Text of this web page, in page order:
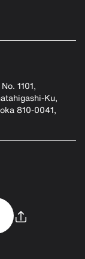
1101,
Ku,
810-0041,